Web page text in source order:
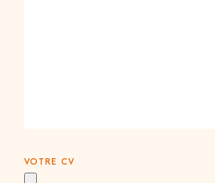
VOTRE CV